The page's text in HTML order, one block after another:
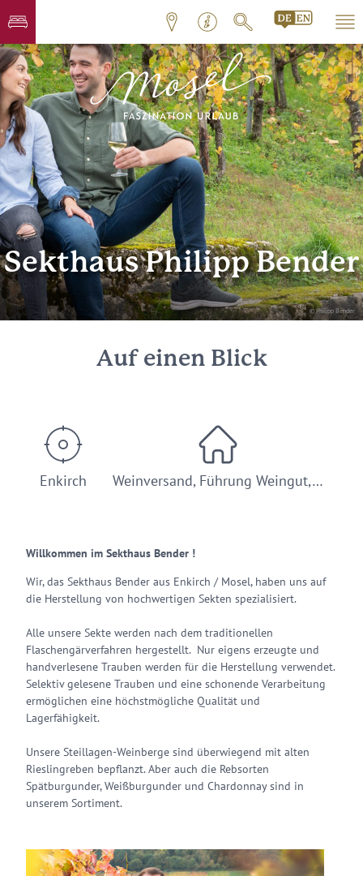
© Philipp Bender
Sekthaus Philipp Bender
Auf einen Blick
Enkirch Weinversand, Führung Weingut,…
Willkommen im Sekthaus Bender !
Wir, das Sekthaus Bender aus Enkirch / Mosel, haben uns auf
die Herstellung von hochwertigen Sekten spezialisiert.
Alle unsere Sekte werden nach dem traditionellen
Flaschengärverfahren hergestellt. Nur eigens erzeugte und
handverlesene Trauben werden für die Herstellung verwendet.
Selektiv gelesene Trauben und eine schonende Verarbeitung
ermöglichen eine höchstmögliche Qualität und
Lagerfähigkeit.
Unsere Steillagen-Weinberge sind überwiegend mit alten
Rieslingreben bepflanzt. Aber auch die Rebsorten
Spätburgunder, Weißburgunder und Chardonnay sind in
unserem Sortiment.